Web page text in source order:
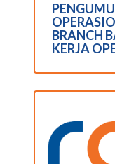
BRANCH
KERJA